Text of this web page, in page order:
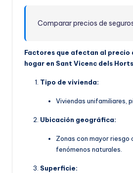
Comparar precios de
Factores que afectan al precio
hogar en Sant Vicenc dels
Tipo de vivienda:
Viviendas unifamiliares,
Ubicación geográfica:
Zonas con mayor riesgo
fenómenos naturales.
Superficie: